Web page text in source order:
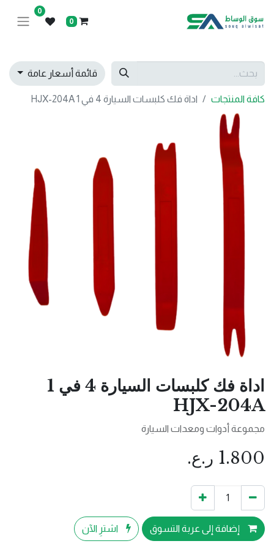
0
0
قائمة أسعار عامة
كافة المنتجات اداة فك كلبسات السيارة 4 في 1 HJX-204A
اداة فك كلبسات السيارة 4 في 1
HJX-204A
مجموعة أدوات ومعدات السيارة
1.800 ر.ع.
إضافة إلى عربة التسوق اشترِ الآن